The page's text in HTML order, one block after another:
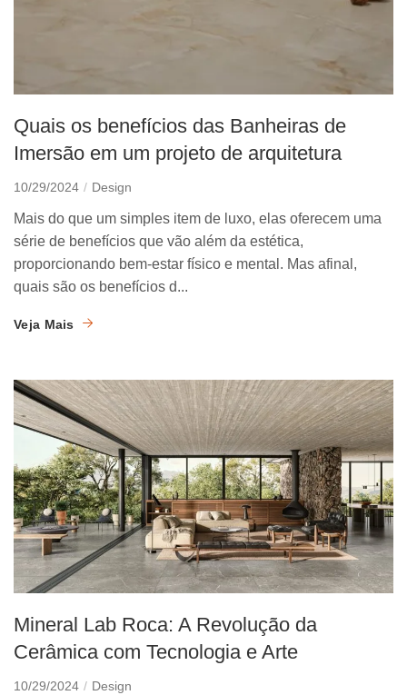
Quais os benefícios das Banheiras de
Imersão em um projeto de arquitetura
10/29/2024 Design
Mais do que um simples item de luxo, elas oferecem uma
série de benefícios que vão além da estética,
proporcionando bem-estar físico e mental. Mas afinal,
quais são os benefícios d...
Veja Mais
Mineral Lab Roca: A Revolução da
Cerâmica com Tecnologia e Arte
10/29/2024 Design